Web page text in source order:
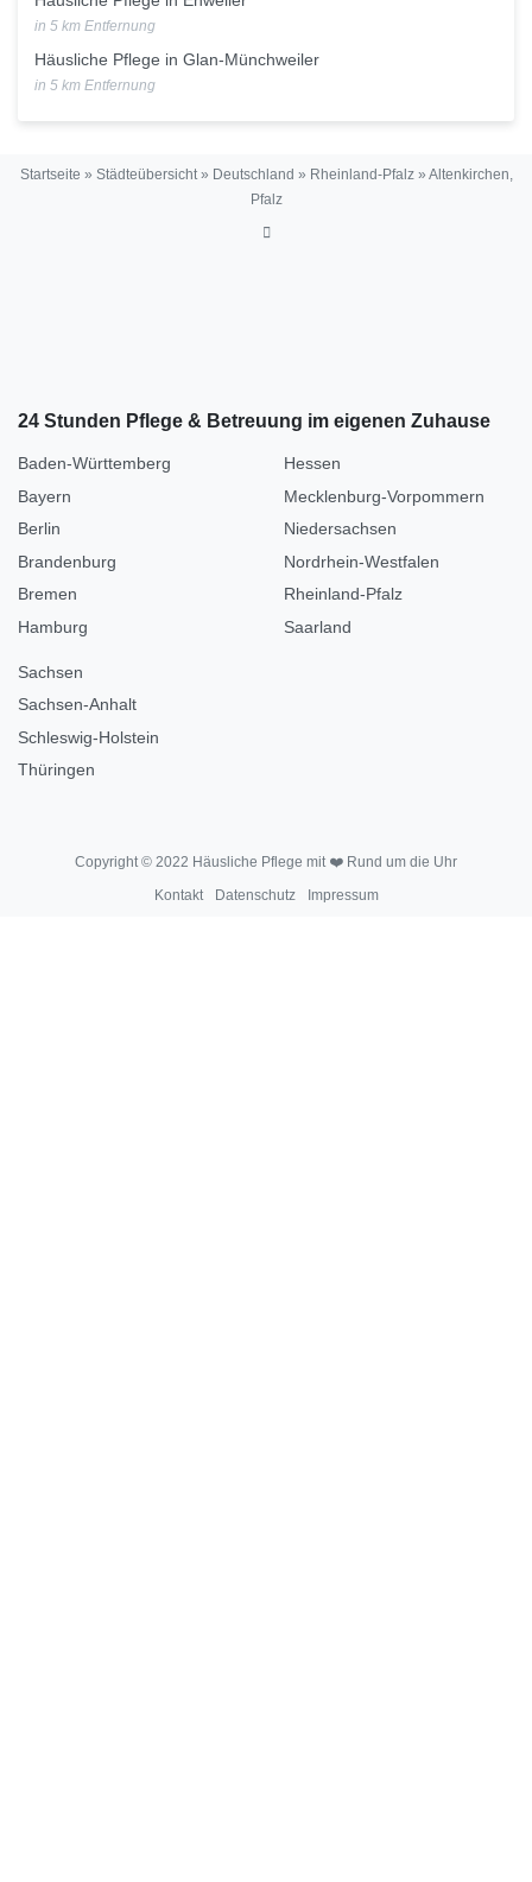
in 5 km Entfernung
Häusliche Pflege in Glan-Münchweiler
in 5 km Entfernung
Startseite » Städteübersicht» Deutschland » Rheinland-Pfalz» Altenkirchen,
Pfalz
24 Stunden Pflege & Betreuung im eigenen Zuhause
Baden-Württemberg
Bayern
Berlin
Brandenburg
Bremen
Hamburg
Hessen
Mecklenburg-Vorpommern
Niedersachsen
Nordrhein-Westfalen
Rheinland-Pfalz
Saarland
Sachsen
Sachsen-Anhalt
Schleswig-Holstein
Thüringen
Copyright © 2022 Häusliche Pflege mit ❤️ Rund um die Uhr
Kontakt
Datenschutz Impressum